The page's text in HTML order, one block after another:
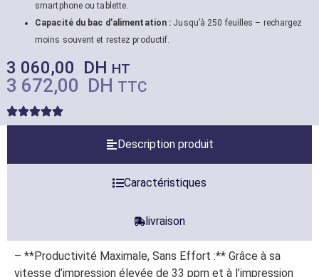
smartphone ou tablette.
Capacité du bac d’alimentation : Jusqu’à 250 feuilles – rechargez
moins souvent et restez productif.
3 060,00 DH HT
3 672,00 DH TTC
Description produit
Caractéristiques
livraison
– **Productivité Maximale, Sans Effort :** Grâce à sa
vitesse d’impression élevée de 33 ppm et à l’impression